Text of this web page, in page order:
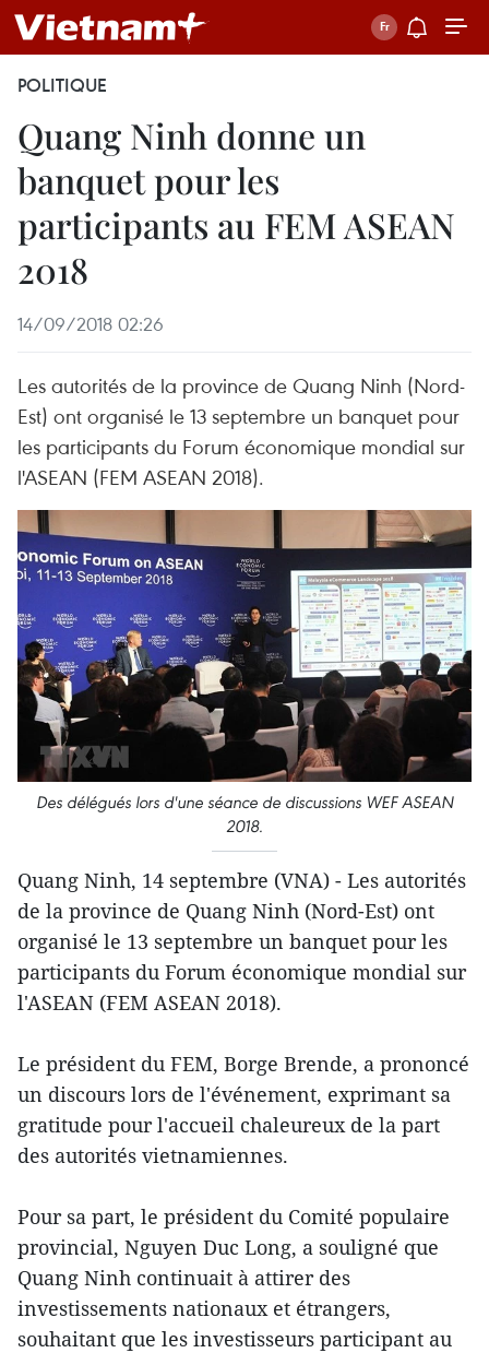
POLITIQUE
Quang Ninh donne un
banquet pour les
participants au FEM ASEAN
2018
14/09/2018 02:26
Les autorités de la province de Quang Ninh (Nord-
Est) ont organisé le 13 septembre un banquet pour
les participants du Forum économique mondial sur
l'ASEAN (FEM ASEAN 2018).
Des délégués lors d'une séance de discussions WEF ASEAN
2018.
Quang Ninh, 14 septembre (VNA) - Les autorités
de la province de Quang Ninh (Nord-Est) ont
organisé le 13 septembre un banquet pour les
participants du Forum économique mondial sur
l'ASEAN (FEM ASEAN 2018).
Le président du FEM, Borge Brende, a prononcé
un discours lors de l'événement, exprimant sa
gratitude pour l'accueil chaleureux de la part
des autorités vietnamiennes.
Pour sa part, le président du Comité populaire
provincial, Nguyen Duc Long, a souligné que
Quang Ninh continuait à attirer des
investissements nationaux et étrangers,
souhaitant que les investisseurs participant au